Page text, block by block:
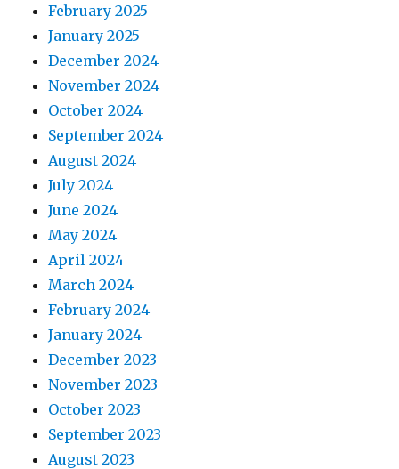
February 2025
January 2025
December 2024
November 2024
October 2024
September 2024
August 2024
July 2024
June 2024
May 2024
April 2024
March 2024
February 2024
January 2024
December 2023
November 2023
October 2023
September 2023
August 2023